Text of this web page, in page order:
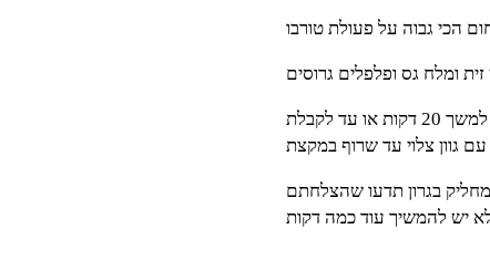
הכי גבוה על פעולת טורבו
ומלח גס ופלפלים גרוסים
מניחים את הבמיה המתובלת על תבנית אפייה ומכניסים לתנור למשך 20 דקות או עד לקבלת
גוון צלוי עד שרוף במקצת
בגרון תדעו שהצלחתם